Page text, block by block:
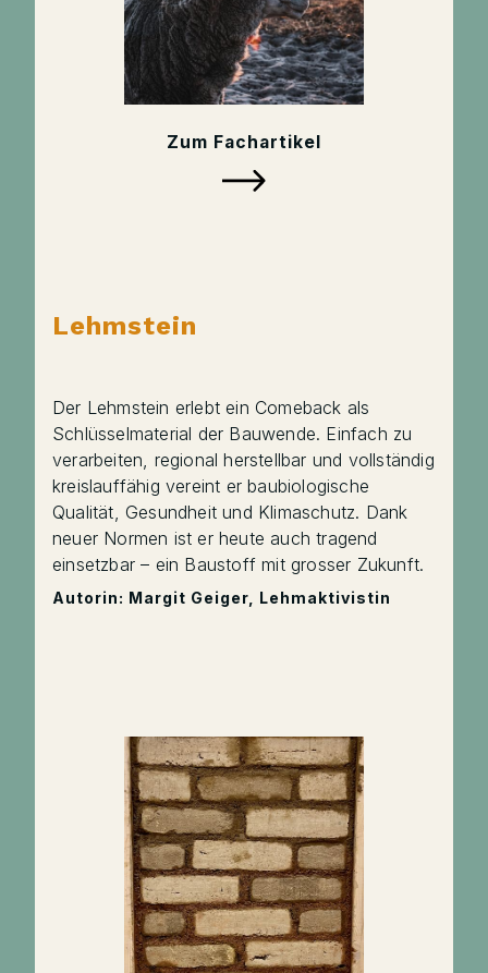
Zum Fachartikel
Lehmstein
Der Lehmstein erlebt ein Comeback als
Schlüsselmaterial der Bauwende. Einfach zu
verarbeiten, regional herstellbar und vollständig
kreislauffähig vereint er baubiologische
Qualität, Gesundheit und Klimaschutz. Dank
neuer Normen ist er heute auch tragend
einsetzbar – ein Baustoff mit grosser Zukunft.
Autorin: Margit Geiger, Lehmaktivistin